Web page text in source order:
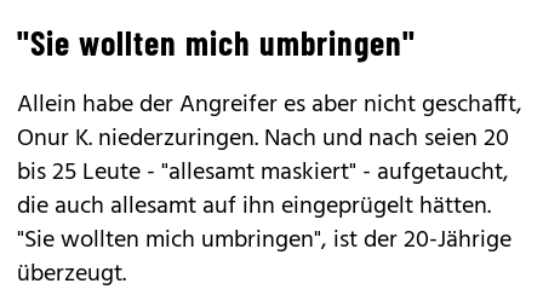
"Sie wollten mich umbringen"
Allein habe der Angreifer es aber nicht geschafft,
Onur K. niederzuringen. Nach und nach seien 20
bis 25 Leute - "allesamt maskiert" - aufgetaucht,
die auch allesamt auf ihn eingeprügelt hätten.
"Sie wollten mich umbringen", ist der 20-Jährige
überzeugt.